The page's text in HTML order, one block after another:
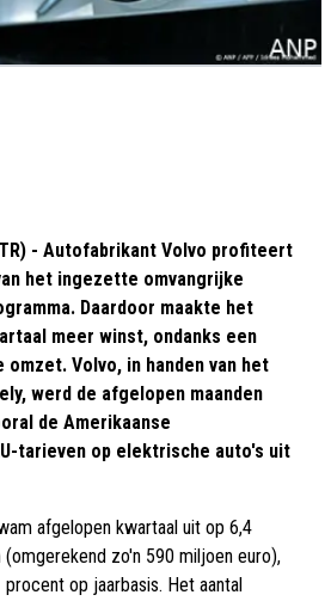
- Autofabrikant Volvo profiteert
het ingezette omvangrijke
Daardoor maakte het
meer winst, ondanks een
omzet. Volvo, in handen van het
werd de afgelopen maanden
de Amerikaanse
tarieven op elektrische auto's uit
afgelopen kwartaal uit op 6,4
zo'n 590 miljoen euro),
op jaarbasis. Het aantal